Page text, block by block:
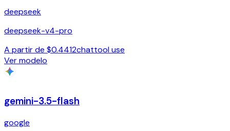
deepseek
deepseek-v4-pro
A partir de $0.4412chattool use
Ver modelo
gemini-3.5-flash
google